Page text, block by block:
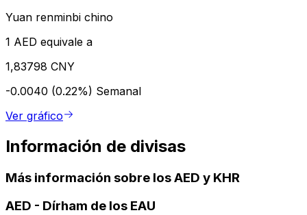
Yuan renminbi chino
1 AED equivale a
1,83798 CNY
-0.0040 (0.22%) Semanal
Ver gráfico
Información de divisas
Más información sobre los AED y KHR
AED - Dírham de los EAU